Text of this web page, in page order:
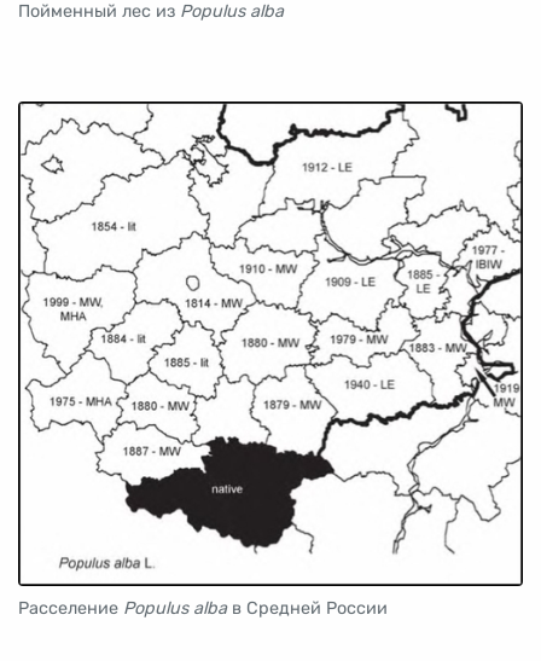
Пойменный лес из Populus alba
Расселение Populus albaв Средней России